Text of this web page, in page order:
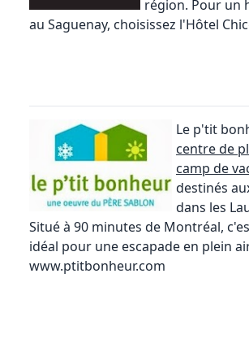
région. Pour un
au Saguenay, choisissez l'Hôtel
Le p'tit
centre de
camp de
destinés
dans les
Situé à 90 minutes de Montréal,
idéal pour une escapade en plein
www.ptitbonheur.com